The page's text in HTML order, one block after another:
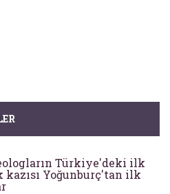
Türkiye'deki ilk
kazısı Yoğunburç'tan ilk